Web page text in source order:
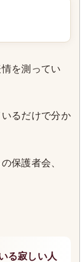
を測ってい
るだけで分か
保護者会、
る寂しい人